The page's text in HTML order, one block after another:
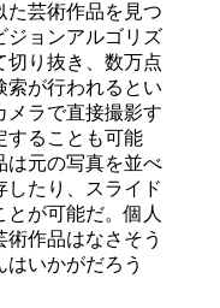
た芸術作品を見つ
ジョンアルゴリズ
切り抜き、数万点
索が行われるとい
メラで直接撮影す
することも可能
は元の写真を並べ
したり、スライド
が可能だ。個人
作品はなさそう
いかがだろう